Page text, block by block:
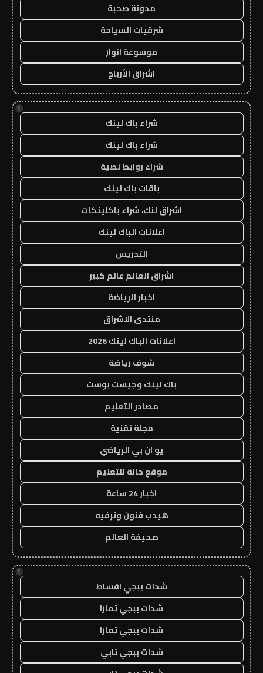
مدونة صحبة
شرقيات السياحة
موسوعة انوار
اشراق الأرباح
!
شراء باك لينك
شراء باك لينك
شراء روابط نصية
باقات باك لينك
اشراق لنك، شراء باكلينكات
اعلانات الباك لينك
التدريس
اشراق العالم عالم كبير
اخبار الرياضة
منتدى الاشراق
اعلانات الباك لينك 2026
شوف رياضة
باك لينك وجيست بوست
مصادر التعليم
مجلة تقنية
يو ان بي الرياضي
موقع حالة للتعليم
اخبار 24 ساعة
هيدب فنون وترفيه
صحيفة العالم
!
شدات ببجي اقساط
شدات ببجي تمارا
شدات ببجي تمارا
شدات ببجي تابي